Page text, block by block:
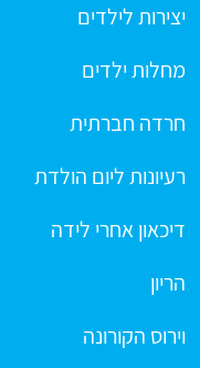
יצירות לילדים
מחלות ילדים
חרדה חברתית
רעיונות ליום הולדת
דיכאון אחרי לידה
הריון
וירוס הקורונה